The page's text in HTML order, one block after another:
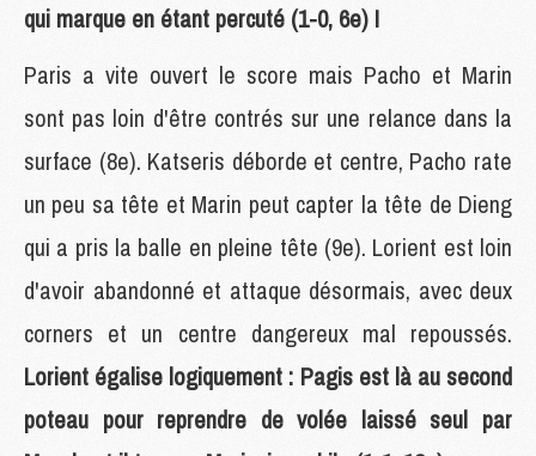
qui marque en étant percuté (1-0, 6e) !
Paris a vite ouvert le score mais Pacho et Marin
sont pas loin d'être contrés sur une relance dans la
surface (8e). Katseris déborde et centre, Pacho rate
un peu sa tête et Marin peut capter la tête de Dieng
qui a pris la balle en pleine tête (9e). Lorient est loin
d'avoir abandonné et attaque désormais, avec deux
corners et un centre dangereux mal repoussés.
Lorient égalise logiquement : Pagis est là au second
poteau pour reprendre de volée laissé seul par